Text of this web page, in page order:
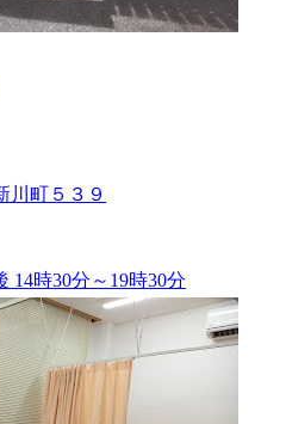
川町５３９
14時30分～19時30分